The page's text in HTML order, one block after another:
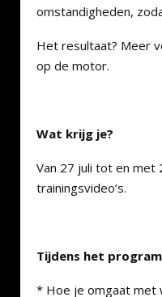
omstandigheden,
Het resultaat? Meer
op de motor.
Wat krijg je?
Van 27 juli tot en met
trainingsvideo’s.
Tijdens het
* Hoe je omgaat met